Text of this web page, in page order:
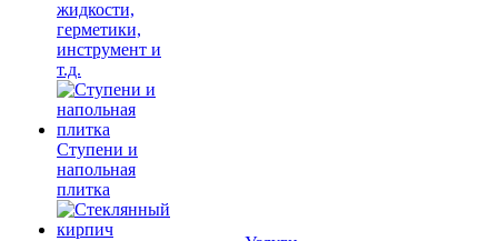
жидкости,
герметики,
инструмент и
т.д.
Ступени и
напольная
плитка